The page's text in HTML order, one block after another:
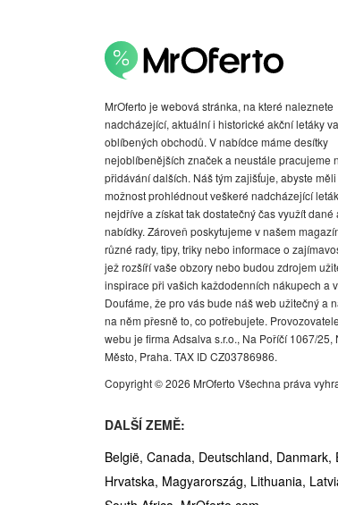
MrOferto je webová stránka, na které naleznete
nadcházející, aktuální i historické akční letáky
oblíbených obchodů. V nabídce máme desítky
nejoblíbenějších značek a neustále pracujeme
přidávání dalších. Náš tým zajišťuje, abyste měli
možnost prohlédnout veškeré nadcházející
nejdříve a získat tak dostatečný čas využít dané
nabídky. Zároveň poskytujeme v našem
různé rady, tipy, triky nebo informace o
jež rozšíří vaše obzory nebo budou zdrojem
inspirace při vašich každodenních nákupech a
Doufáme, že pro vás bude náš web užitečný a
na něm přesně to, co potřebujete.
webu je firma Adsalva s.r.o., Na Poříčí 1067/25,
Město, Praha. TAX ID CZ03786986.
Copyright © 2026 MrOferto Všechna práva
DALŠÍ ZEMĚ:
België, Canada, Deutschland, Danmark,
Hrvatska, Magyarország, Lithuania,